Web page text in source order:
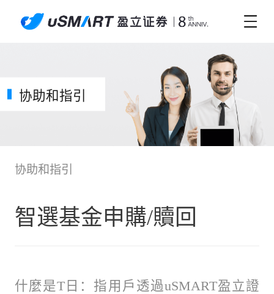
协助和指引
协助和指引
智選基金申購/贖回
什麼是T日：指用戶透過uSMART盈立證